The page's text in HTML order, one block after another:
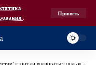
.
Принять
стоит ли волноваться пользователям